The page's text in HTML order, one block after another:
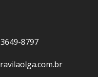
8797